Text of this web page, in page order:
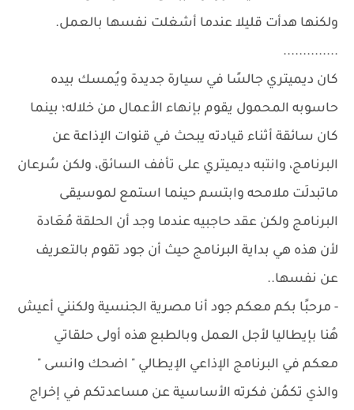
ولكنها هدأت قليلا عندما أشغلت نفسها بالعمل.
..............
كان ديميتري جالسًا في سيارة جديدة ويُمسك بيده
حاسوبه المحمول يقوم بإنهاء الأعمال من خلاله؛ بينما
كان سائقة أثناء قيادته يبحث في قنوات الإذاعة عن
البرنامج، وانتبه ديميتري على تأفف السائق، ولكن سُرعان
ماتبدلَت ملامحه وابتسم حينما استمع لموسيقى
البرنامج ولكن عقد حاجبيه عندما وجد أن الحلقة مُعَادة
لأن هذه هي بداية البرنامج حيث أن جود تقوم بالتعريف
عن نفسها..
- مرحبًا بكم معكم جود أنا مصرية الجنسية ولكنني أعيش
هُنا بإيطاليا لأجل العمل وبالطبع هذه أولى حلقاتي
معكم في البرنامج الإذاعي الإيطالي " اضحك وانسى "
والذي تكمُن فكرته الأساسية عن مساعدتكم في إخراج